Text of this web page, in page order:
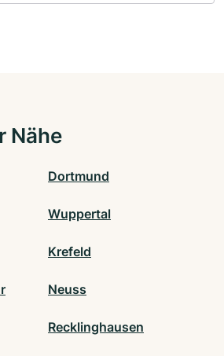
Nähe
Dortmund
Wuppertal
Krefeld
Neuss
Recklinghausen